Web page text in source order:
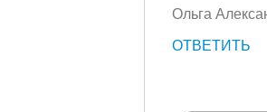
Ольга
ОТВЕТИТЬ